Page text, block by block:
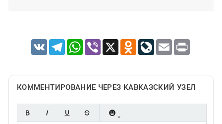
VK TelegramWhatsApp
Viber X Odnoklassniki
LiveJournal
Email Print
КОММЕНТИРОВАНИЕ ЧЕРЕЗ КАВКАЗСКИЙ УЗЕЛ